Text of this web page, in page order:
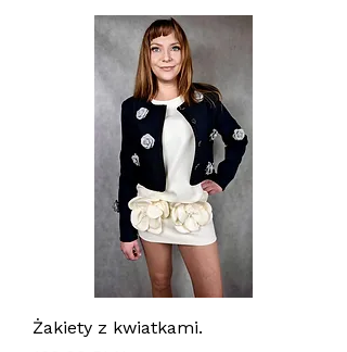
Żakiety z kwiatkami.